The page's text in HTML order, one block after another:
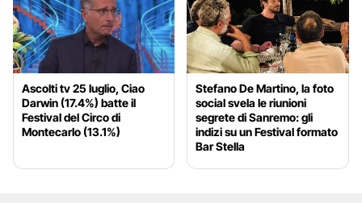
Ascolti tv 25 luglio, Ciao
Darwin (17.4%) batte il
Festival del Circo di
Montecarlo (13.1%)
Stefano De Martino, la foto
social svela le riunioni
segrete di Sanremo: gli
indizi su un Festival formato
Bar Stella